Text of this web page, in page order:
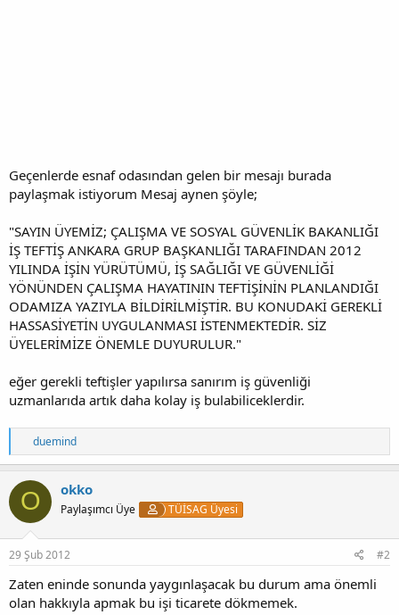
Geçenlerde esnaf odasından gelen bir mesajı burada
paylaşmak istiyorum Mesaj aynen şöyle;
"SAYIN ÜYEMİZ; ÇALIŞMA VE SOSYAL GÜVENLİK BAKANLIĞI
İŞ TEFTİŞ ANKARA GRUP BAŞKANLIĞI TARAFINDAN 2012
YILINDA İŞİN YÜRÜTÜMÜ, İŞ SAĞLIĞI VE GÜVENLİĞİ
YÖNÜNDEN ÇALIŞMA HAYATININ TEFTİŞİNİN PLANLANDIĞI
ODAMIZA YAZIYLA BİLDİRİLMİŞTİR. BU KONUDAKİ GEREKLİ
HASSASİYETİN UYGULANMASI İSTENMEKTEDİR. SİZ
ÜYELERİMİZE ÖNEMLE DUYURULUR."
eğer gerekli teftişler yapılırsa sanırım iş güvenliği
uzmanlarıda artık daha kolay iş bulabiliceklerdir.
T
e
p
k
i
l
e
r
:
duemind
O okko
Paylaşımcı Üye TÜİSAG Üyesi
29 Şub 2012 #2
Zaten eninde sonunda yaygınlaşacak bu durum ama önemli
olan hakkıyla apmak bu işi ticarete dökmemek.